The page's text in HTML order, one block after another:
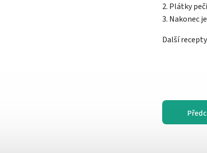
2. Plátky
3. Nakonec
Další